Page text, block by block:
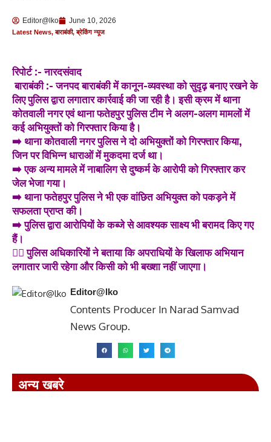
थालखुर्द गांव में भाजपा कार्यकर्ता मनोज श्रीवास्तव द्वारा
साइबर जागरूकता अभियान, “डिजिटल अरेस्ट फ्रॉड” से
बचने के बताए उपाय ! स्वच्छता पखवाड़ा के तहत
शपथ ग्रहण कार्यक्रम आयोजित !
Editor@lko June 10, 2026
Latest News,बाराबंकी,ब्रेकिंग न्यूज
रिपोर्ट :- नारदसंवाद
बाराबंकी :- जनपद बाराबंकी में कानून-व्यवस्था को सुदृढ़ बनाए रखने के
लिए पुलिस द्वारा लगातार कार्रवाई की जा रही है। इसी क्रम में थाना
कोतवाली नगर एवं थाना फतेहपुर पुलिस टीम ने अलग-अलग मामलों में
कई अभियुक्तों को गिरफ्तार किया है।
➡️ थाना कोतवाली नगर पुलिस ने दो अभियुक्तों को गिरफ्तार किया,
जिन पर विभिन्न धाराओं में मुकदमा दर्ज था।
➡️ एक अन्य मामले में नाबालिग से दुष्कर्म के आरोपी को गिरफ्तार कर
जेल भेजा गया।
➡️ थाना फतेहपुर पुलिस ने भी एक वांछित अभियुक्त को पकड़ने में
सफलता प्राप्त की।
➡️ पुलिस द्वारा आरोपियों के कब्जे से आवश्यक साक्ष्य भी बरामद किए गए
हैं।
👮‍♂️ पुलिस अधिकारियों ने बताया कि अपराधियों के खिलाफ अभियान
लगातार जारी रहेगा और किसी को भी बख्शा नहीं जाएगा।
Editor@lko
Contents Producer In Narad Samvad
News Group.
अन्य खबरे